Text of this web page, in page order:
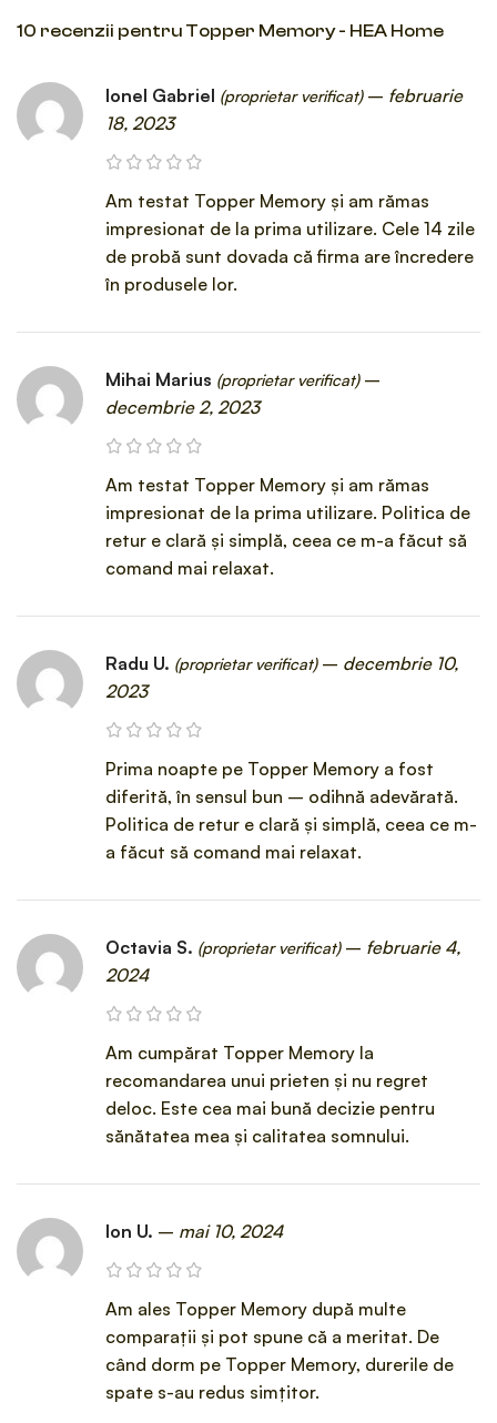
10 recenzii pentru Topper Memory - HEA Home
Ionel Gabriel (proprietar verificat) – februarie
18, 2023
Am testat Topper Memory și am rămas
impresionat de la prima utilizare. Cele 14 zile
de probă sunt dovada că firma are încredere
în produsele lor.
Mihai Marius (proprietar verificat) –
decembrie 2, 2023
Am testat Topper Memory și am rămas
impresionat de la prima utilizare. Politica de
retur e clară și simplă, ceea ce m-a făcut să
comand mai relaxat.
Radu U. (proprietar verificat) – decembrie 10,
2023
Prima noapte pe Topper Memory a fost
diferită, în sensul bun – odihnă adevărată.
Politica de retur e clară și simplă, ceea ce m-
a făcut să comand mai relaxat.
Octavia S. (proprietar verificat) – februarie 4,
2024
Am cumpărat Topper Memory la
recomandarea unui prieten și nu regret
deloc. Este cea mai bună decizie pentru
sănătatea mea și calitatea somnului.
Ion U. – mai 10, 2024
Am ales Topper Memory după multe
comparații și pot spune că a meritat. De
când dorm pe Topper Memory, durerile de
spate s-au redus simțitor.